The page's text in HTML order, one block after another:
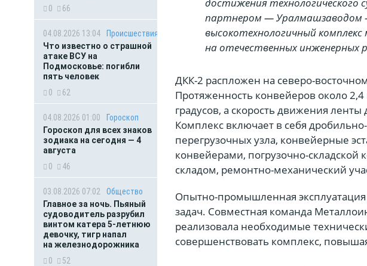
0
66
04.08.2026 13:04
Происшествия
Что известно о страшной
атаке ВСУ на
Подмосковье: погибли
пять человек
0
62
04.08.2026 01:00
Гороскоп
Гороскоп для всех знаков
зодиака на сегодня — 4
августа
0
46
03.08.2026 07:02
Общество
Главное за ночь. Пьяный
судоводитель разрубил
винтом катера 5-летнюю
девочку, тигр напал
на железнодорожника
0
52
партнером — Уралмашзаводом
высокотехнологичный
на отечественных инженерных
ДКК-2 распложен на северо-
Протяженность конвейеров около
градусов, а скорость движения ленты
Комплекс включает в себя
перегрузочных узла, конвейерные
конвейерами, погрузочно-
складом, ремонтно-механический
Опытно-промышленная
задач. Совместная команда
реализовала необходимые
совершенствовать комплекс,